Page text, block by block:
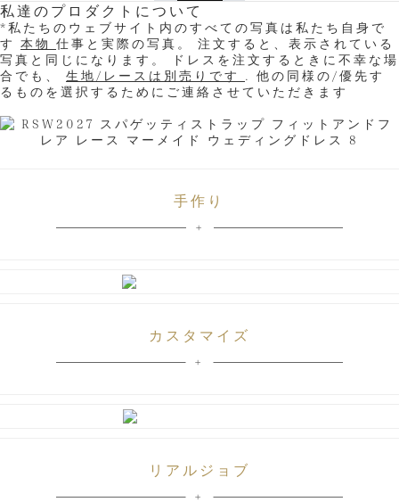
私達のプロダクトについて
*私たちのウェブサイト内のすべての写真は私たち自身で
す 本物 仕事と実際の写真。 注文すると、表示されている
写真と同じになります。 ドレスを注文するときに不幸な場
合でも、 生地/レースは別売りです . 他の同様の/優先す
るものを選択するためにご連絡させていただきます
手作り
リアルジョブ
カスタマイズ